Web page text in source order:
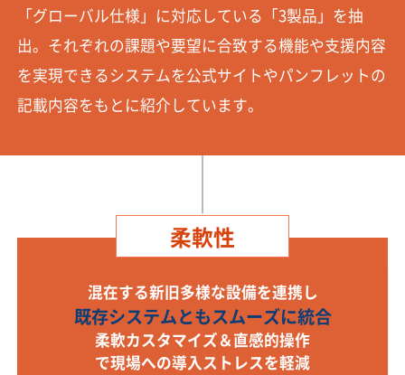
「グローバル仕様」に対応している「3製品」を抽
出。それぞれの課題や要望に合致する機能や支援内容
を実現できるシステムを公式サイトやパンフレットの
記載内容をもとに紹介しています。
柔軟性
混在する新旧多様な設備を連携し
既存システムともスムーズに統合
柔軟カスタマイズ＆直感的操作
で現場への導入ストレスを軽減